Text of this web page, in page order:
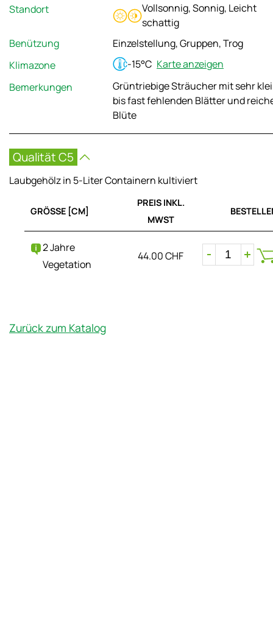
Standort
Vollsonnig, Sonnig, Leicht
schattig
Benützung
Einzelstellung, Gruppen, Trog
Klimazone
-15°C Karte anzeigen
Bemerkungen
Grüntriebige Sträucher mit sehr
bis fast fehlenden Blätter und
Blüte
Qualität C5
Laubgehölz in 5-Liter Containern kultiviert
GRÖSSE [CM]
PREIS INKL.
MWST
2 Jahre
Vegetation
44.00 CHF
Zurück zum Katalog